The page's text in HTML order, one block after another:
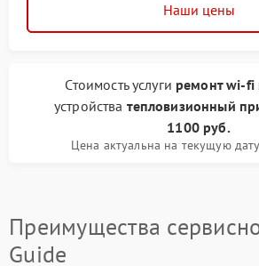
Наши цены
Стоимость услуги ремонт wi-fi
устройства тепловизионный
1100 руб.
Цена актуальна на текущую
Преимущества
Guide